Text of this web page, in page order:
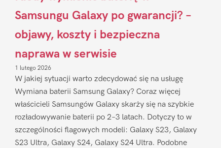
Samsungu Galaxy po gwarancji? –
objawy, koszty i bezpieczna
naprawa w serwisie
1 lutego 2026
W jakiej sytuacji warto zdecydować się na usługę
Wymiana baterii Samsung Galaxy? Coraz więcej
właścicieli Samsungów Galaxy skarży się na szybkie
rozładowywanie baterii po 2–3 latach. Dotyczy to w
szczególności flagowych modeli: Galaxy S23, Galaxy
S23 Ultra, Galaxy S24, Galaxy S24 Ultra. Podobne